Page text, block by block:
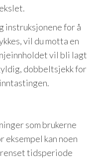
instruksjonene for å
vil du motta en
vil bli lagt
dobbeltsjekk for
som brukerne
eksempel kan noen
tidsperiode